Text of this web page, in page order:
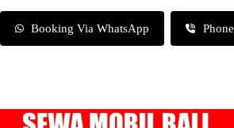
Booking Via WhatsApp Phone